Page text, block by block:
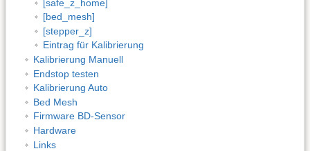
[safe_z_home]
[bed_mesh]
[stepper_z]
Eintrag für Kalibrierung
Kalibrierung Manuell
Endstop testen
Kalibrierung Auto
Bed Mesh
Firmware BD-Sensor
Hardware
Links